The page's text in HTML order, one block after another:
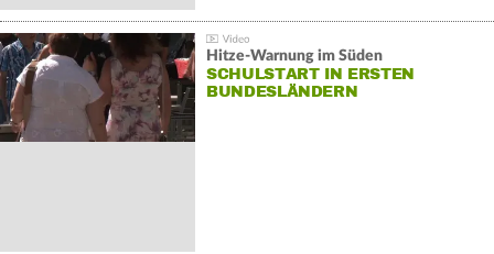
Hitze-Warnung im Süden
SCHULSTART IN ERSTEN
BUNDESLÄNDERN